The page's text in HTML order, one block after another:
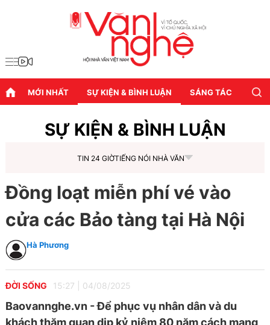
MỚI NHẤT SỰ KIỆN & BÌNH LUẬN SÁNG TÁC
SỰ KIỆN & BÌNH LUẬN
TIN 24 GIỜTIẾNG NÓI NHÀ VĂN
Đồng loạt miễn phí vé vào
cửa các Bảo tàng tại Hà Nội
Hà Phương
ĐỜI SỐNG 15:27 04/08/2025
Baovannghe.vn - Để phục vụ nhân dân và du
khách thăm quan dịp kỷ niệm 80 năm cách mạng